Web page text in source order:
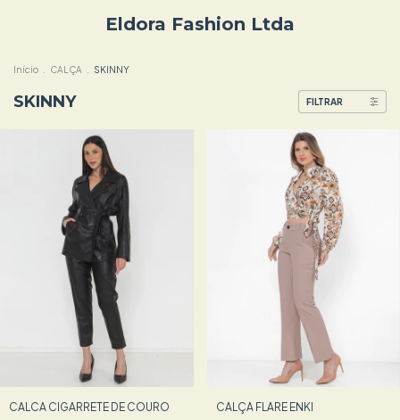
Eldora Fashion Ltda
Início CALÇA SKINNY
SKINNY FILTRAR
CALCA CIGARRETE DE COURO CALÇA FLARE ENKI